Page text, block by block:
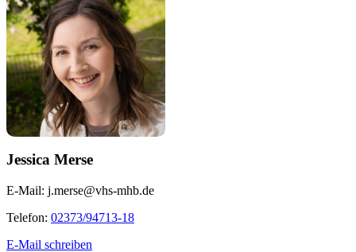
Jessica Merse
E-Mail: j.merse@vhs-mhb.de
Telefon: 02373/94713-18
E-Mail schreiben